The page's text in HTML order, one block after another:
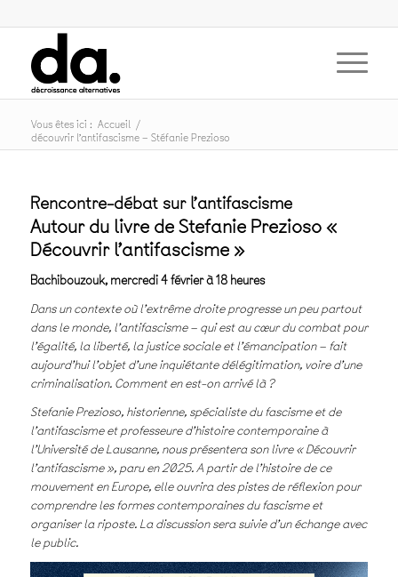
Vous êtes ici : Accueil /
découvrir l’antifascisme – Stéfanie Prezioso
Rencontre-débat sur l’antifascisme
Autour du livre de Stefanie Prezioso «
Découvrir l’antifascisme »
Bachibouzouk, mercredi 4 février à 18 heures
Dans un contexte où l’extrême droite progresse un peu partout
dans le monde, l’antifascisme – qui est au cœur du combat pour
l’égalité, la liberté, la justice sociale et l’émancipation – fait
aujourd’hui l’objet d’une inquiétante délégitimation, voire d’une
criminalisation. Comment en est-on arrivé là ?
Stefanie Prezioso, historienne, spécialiste du fascisme et de
l’antifascisme et professeure d’histoire contemporaine à
l’Université de Lausanne, nous présentera son livre « Découvrir
l’antifascisme », paru en 2025. A partir de l’histoire de ce
mouvement en Europe, elle ouvrira des pistes de réflexion pour
comprendre les formes contemporaines du fascisme et
organiser la riposte. La discussion sera suivie d’un échange avec
le public.